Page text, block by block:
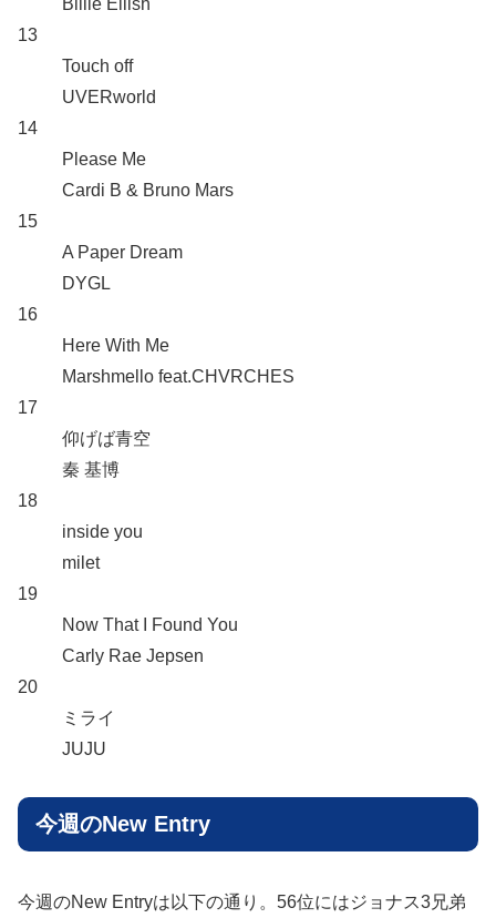
13
Touch off
UVERworld
14
Please Me
Cardi B & Bruno Mars
15
A Paper Dream
DYGL
16
Here With Me
Marshmello feat.CHVRCHES
17
仰げば青空
秦 基博
18
inside you
milet
19
Now That I Found You
Carly Rae Jepsen
20
ミライ
JUJU
今週のNew Entry
今週のNew Entryは以下の通り。56位にはジョナス3兄弟